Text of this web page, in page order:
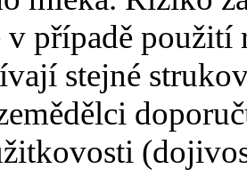
v případě použití
stejné